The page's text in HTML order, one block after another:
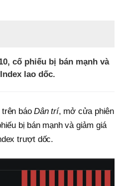
cố phiếu bị bán mạnh và
lao dốc.
trên báoDân trí, mở cửa phiên
bị bán mạnh và giảm giá
trượt dốc.